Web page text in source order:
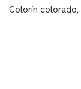
Colorín